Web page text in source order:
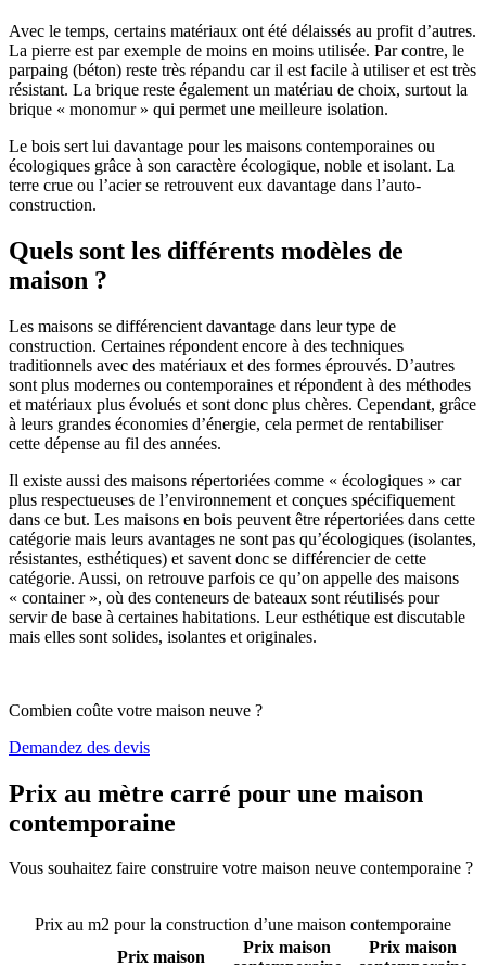
Avec le temps, certains matériaux ont été délaissés au profit d’autres.
La pierre est par exemple de moins en moins utilisée. Par contre, le
parpaing (béton) reste très répandu car il est facile à utiliser et est très
résistant. La brique reste également un matériau de choix, surtout la
brique « monomur » qui permet une meilleure isolation.
Le bois sert lui davantage pour les maisons contemporaines ou
écologiques grâce à son caractère écologique, noble et isolant. La
terre crue ou l’acier se retrouvent eux davantage dans l’auto-
construction.
Quels sont les différents modèles de
maison ?
Les maisons se différencient davantage dans leur type de
construction. Certaines répondent encore à des techniques
traditionnels avec des matériaux et des formes éprouvés. D’autres
sont plus modernes ou contemporaines et répondent à des méthodes
et matériaux plus évolués et sont donc plus chères. Cependant, grâce
à leurs grandes économies d’énergie, cela permet de rentabiliser
cette dépense au fil des années.
Il existe aussi des maisons répertoriées comme « écologiques » car
plus respectueuses de l’environnement et conçues spécifiquement
dans ce but. Les maisons en bois peuvent être répertoriées dans cette
catégorie mais leurs avantages ne sont pas qu’écologiques (isolantes,
résistantes, esthétiques) et savent donc se différencier de cette
catégorie. Aussi, on retrouve parfois ce qu’on appelle des maisons
« container », où des conteneurs de bateaux sont réutilisés pour
servir de base à certaines habitations. Leur esthétique est discutable
mais elles sont solides, isolantes et originales.
Combien coûte votre maison neuve ?
Demandez des devis
Prix au mètre carré pour une maison
contemporaine
Vous souhaitez faire construire votre maison neuve contemporaine ?
Prix au m2 pour la construction d’une maison contemporaine
Prix maison
Prix maison
Prix maison